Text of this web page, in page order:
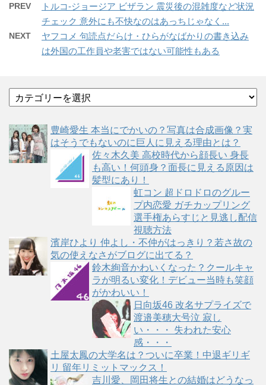
PREV
トルコ-ジョージア ビザラン 震災後の混雑度など状況
チェック 意外にも不快なのはあっちじゃなく...
NEXT
ヤフコメ 句読点だらけ・ひらがなばかりの書き込み
は外国の工作員や老害ではない可能性もある
テ
リ
ー
豊崎愛生 本当にでかいの？写真は合成画像？実
はそうでもないのに巨人に見える理由とは？
佐々木久美 高校時代から顔長い 身長
も高い！何頭身？面長に見える原因は
髪型にあり！
虹コン 超ドロドロのグルー
プ内恋愛 ガチカップリング
選手権あらすじと見逃し配信
視聴方法
濱岸ひより 仲よし・不仲がはっきり？若さ故の
気の使えなさがブログに出てる？
鈴木絢音かわいくなった？クールキャ
ラが明るい変化！デビュー当時も笑顔
がかわいい！
日向坂46 改名サプライズで
渡邉美穂大号泣 寂し
い・・・ 失われた安心
感・・・
土屋太鳳の大学名は？ついに卒業！中退ギリギ
リ 留年リミットマックス！
吉川愛、岡田将生との結婚はどうなっ